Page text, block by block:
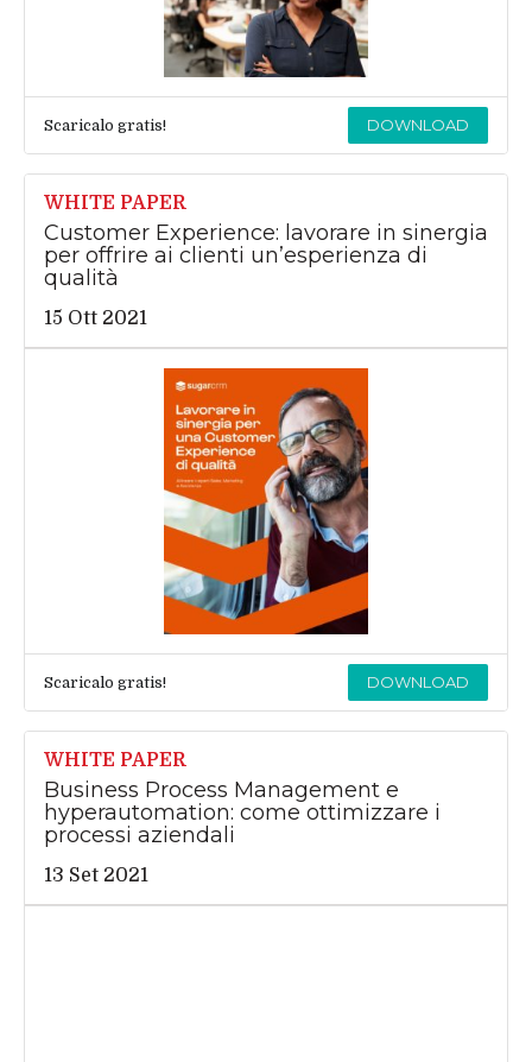
Scaricalo gratis! DOWNLOAD
WHITE PAPER
Customer Experience: lavorare in sinergia
per offrire ai clienti un’esperienza di
qualità
15 Ott 2021
Scaricalo gratis! DOWNLOAD
WHITE PAPER
Business Process Management e
hyperautomation: come ottimizzare i
processi aziendali
13 Set 2021